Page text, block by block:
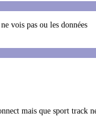
vois pas ou les données
mais que sport track